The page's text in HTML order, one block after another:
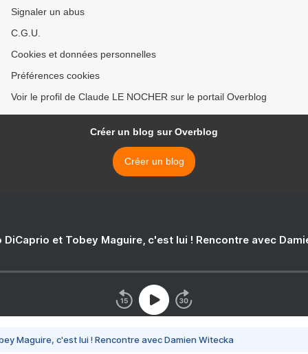
Signaler un abus
C.G.U.
Cookies et données personnelles
Préférences cookies
Voir le profil de Claude LE NOCHER sur le portail Overblog
Créer un blog sur Overblog
Créer un blog
DiCaprio et Tobey Maguire, c'est lui ! Rencontre avec
Maguire, c'est lui ! Rencontre avec Damien Witecka